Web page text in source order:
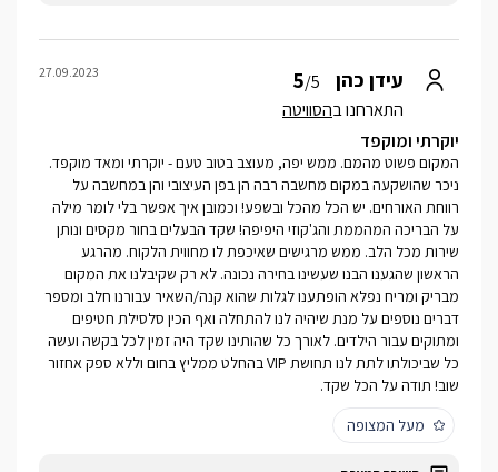
עידן כהן 5/5
התארחנו בהסוויטה
27.09.2023
יוקרתי ומוקפד
המקום פשוט מהמם. ממש יפה, מעוצב בטוב טעם - יוקרתי ומאד מוקפד.
ניכר שהושקעה במקום מחשבה רבה הן בפן העיצובי והן במחשבה על
רווחת האורחים. יש הכל מהכל ובשפע! וכמובן איך אפשר בלי לומר מילה
על הבריכה המהממת והג'קוזי היפיפה! שקד הבעלים בחור מקסים ונותן
שירות מכל הלב. ממש מרגישים שאיכפת לו מחווית הלקוח. מהרגע
הראשון שהגענו הבנו שעשינו בחירה נכונה. לא רק שקיבלנו את המקום
מבריק ומריח נפלא הופתענו לגלות שהוא קנה/השאיר עבורנו חלב ומספר
דברים נוספים על מנת שיהיה לנו להתחלה ואף הכין סלסילת חטיפים
ומתוקים עבור הילדים. לאורך כל שהותינו שקד היה זמין לכל בקשה ועשה
כל שביכולתו לתת לנו תחושת VIP בהחלט ממליץ בחום וללא ספק אחזור
שוב! תודה על הכל שקד.
מעל המצופה